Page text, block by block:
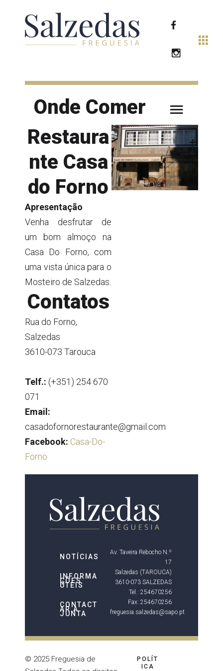
Onde Comer
Restaura
nte Casa
do Forno
Apresentação
Venha desfrutar de
um bom almoço na
Casa Do Forno, com
uma vista única para o
Mosteiro de Salzedas.
Contatos
Rua do Forno,
Salzedas
3610-073 Tarouca
Telf.: (+351) 254 670
071
Email:
casadofornorestaurante@gmail.com
Facebook: Casa-Do-
Forno
NOTÍCIAS
INFORMA
ÇÕES
ÚTEIS
CONTACT
AR A
JUNTA
Av. Taveira Rebocho N.º
17
Salzedas (TAROUCA)
3610-073 SALZEDAS
Tel.: 254670256
Fax: 254670256
freguesia.salzedas@sapo.pt
© 2025 Freguesia de
POLÍT
ICA